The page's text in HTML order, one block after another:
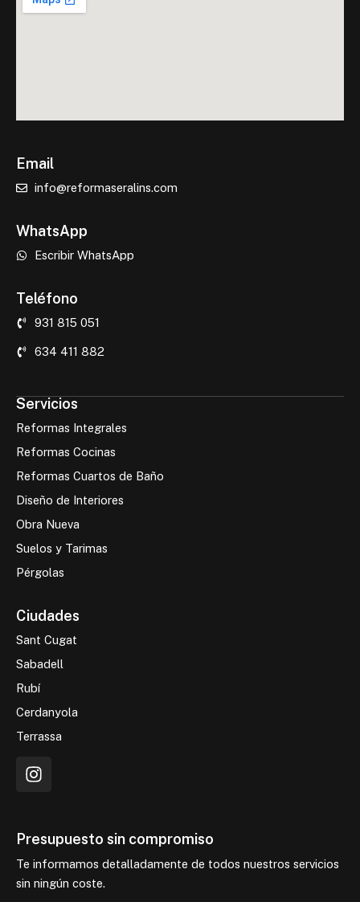
Email
info@reformaseralins.com
WhatsApp
Escribir WhatsApp
Teléfono
931 815 051
634 411 882
Servicios
Reformas Integrales
Reformas Cocinas
Reformas Cuartos de Baño
Diseño de Interiores
Obra Nueva
Suelos y Tarimas
Pérgolas
Ciudades
Sant Cugat
Sabadell
Rubí
Cerdanyola
Terrassa
I
n
a
r
a
Presupuesto sin compromiso
Te informamos detalladamente de todos nuestros servicios
sin ningún coste.